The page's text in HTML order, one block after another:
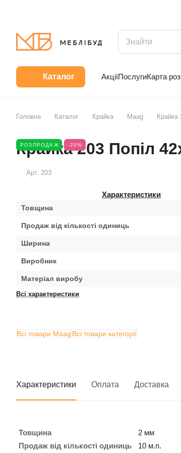
Каталог АкціїПослугиКарта
Головна Каталог Крайка Maag Крайка
РОЗПРОДАЖ -20%
Крайка 203 Попіл
Арт. 203
Характеристики
Товщина
Продаж від кількості одиниць
Ширина
Виробник
Матеріал виробу
Всі характеристики
Всі товари Maag Всі товари категорії
Характеристики Оплата Доставка
Товщина
2 мм
Продаж від кількості одиниць
10 м.п.